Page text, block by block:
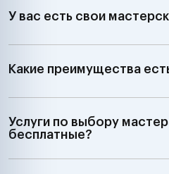
У вас есть свои
Какие преимущества
Услуги по выбору
бесплатные?